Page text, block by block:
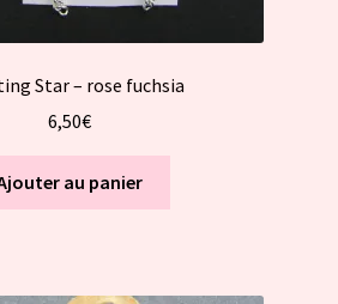
Star – rose fuchsia
6,50€
au panier